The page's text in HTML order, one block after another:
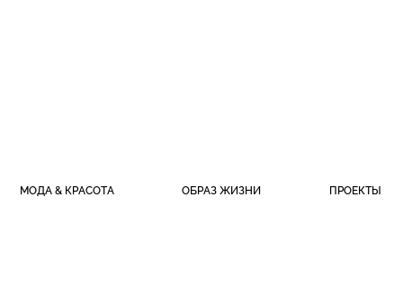
МОДА & КРАСОТА ОБРАЗ ЖИЗНИ ПРОЕКТЫ